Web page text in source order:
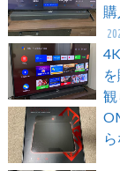
購
観